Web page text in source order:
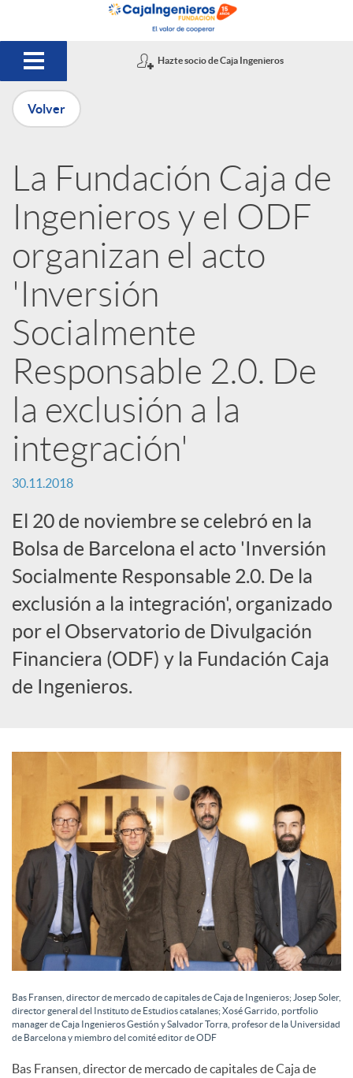
Saltar al contenido principal
Hazte socio de Caja Ingenieros
u
b
l
i
c
a
d
o
r
d
e
c
n
t
e
n
i
Volver
La Fundación Caja de
Ingenieros y el ODF
organizan el acto
'Inversión
Socialmente
Responsable 2.0. De
la exclusión a la
integración'
30.11.2018
El 20 de noviembre se celebró en la
Bolsa de Barcelona el acto 'Inversión
Socialmente Responsable 2.0. De la
exclusión a la integración', organizado
por el Observatorio de Divulgación
Financiera (ODF) y la Fundación Caja
de Ingenieros.
Bas Fransen, director de mercado de capitales de Caja de Ingenieros; Josep Soler,
director general del Instituto de Estudios catalanes; Xosé Garrido, portfolio
manager de Caja Ingenieros Gestión y Salvador Torra, profesor de la Universidad
de Barcelona y miembro del comité editor de ODF
Bas Fransen, director de mercado de capitales de Caja de